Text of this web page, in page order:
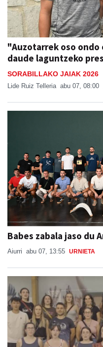
"Auzotarrek oso
daude laguntzeko
SORABILLAKO JAIAK 2026
Lide Ruiz Telleria abu 07, 08:00
Babes zabala jaso du
Aiurri abu 07, 13:55 URNIETA